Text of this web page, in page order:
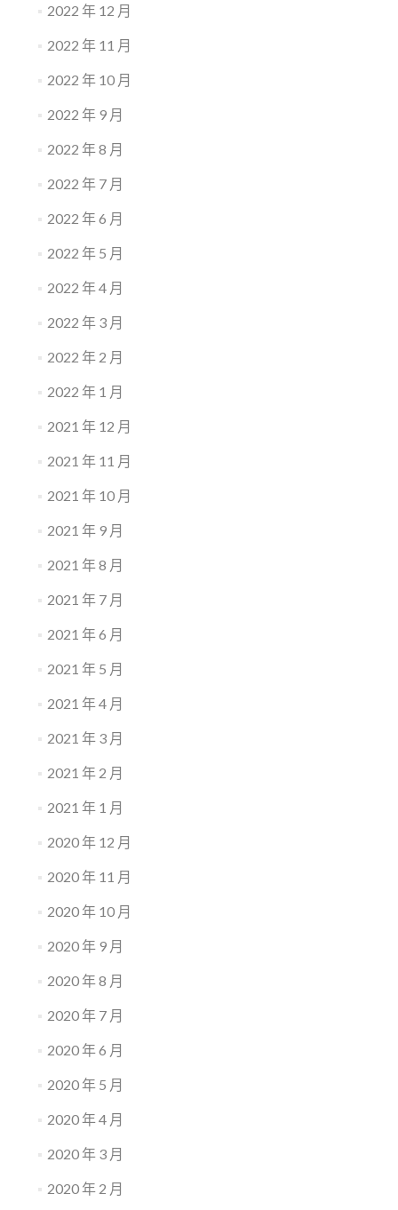
2022 年 12 月
2022 年 11 月
2022 年 10 月
2022 年 9 月
2022 年 8 月
2022 年 7 月
2022 年 6 月
2022 年 5 月
2022 年 4 月
2022 年 3 月
2022 年 2 月
2022 年 1 月
2021 年 12 月
2021 年 11 月
2021 年 10 月
2021 年 9 月
2021 年 8 月
2021 年 7 月
2021 年 6 月
2021 年 5 月
2021 年 4 月
2021 年 3 月
2021 年 2 月
2021 年 1 月
2020 年 12 月
2020 年 11 月
2020 年 10 月
2020 年 9 月
2020 年 8 月
2020 年 7 月
2020 年 6 月
2020 年 5 月
2020 年 4 月
2020 年 3 月
2020 年 2 月